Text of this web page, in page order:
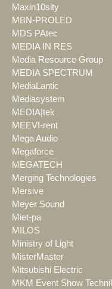
Maxin10sity
MBN-PROLED
MDS PAtec
MEDIA IN RES
Media Resource Group
MEDIA SPECTRUM
MediaLantic
Mediasystem
MEDIA|tek
MEEVI-rent
Mega Audio
Megaforce
MEGATECH
Merging Technologies
Mersive
Meyer Sound
Miet-pa
MILOS
Ministry of Light
MisterMaster
Mitsubishi Electric
MKM Event Show